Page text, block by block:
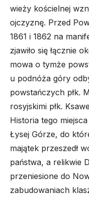
wieży kościelnej
ojczyznę. Przed
1861 i 1862 na
zjawiło się łącznie
mowa o tymże
u podnóża góry
powstańczych płk.
rosyjskimi płk.
Historia tego
Łysej Górze, do
majątek przeszedł
państwa, a relikwie
przeniesione do
zabudowaniach